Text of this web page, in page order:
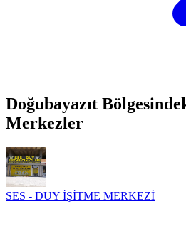
Doğubayazıt
Merkezler
SES - DUY İŞİTME MERKEZİ